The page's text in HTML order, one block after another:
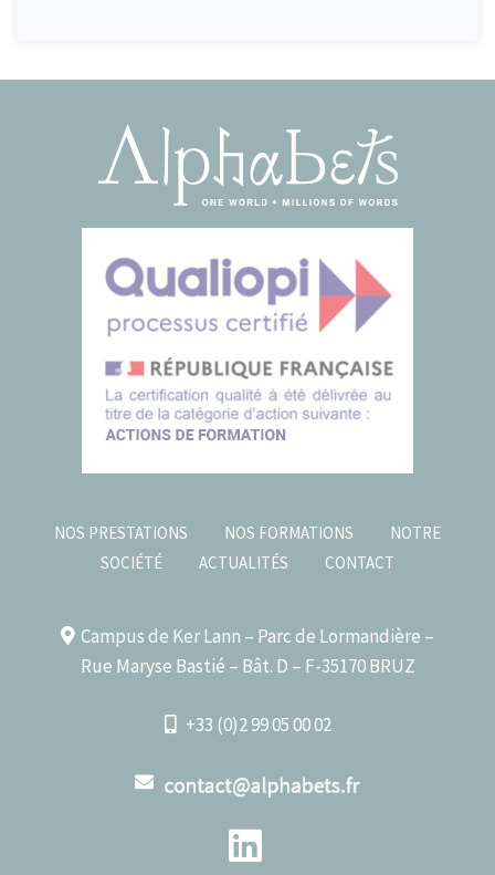
NOS PRESTATIONS NOS FORMATIONS
NOTRE
SOCIÉTÉ
ACTUALITÉS CONTACT
Campus de Ker Lann – Parc de Lormandière –
Rue Maryse Bastié – Bât. D – F-35170 BRUZ
+33 (0)2 99 05 00 02